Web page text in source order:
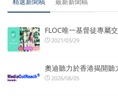
FLOC唯一基督徒專屬
2021/03/29
奧迪聽力於香港揭開聽
2026/08/05